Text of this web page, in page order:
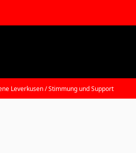
Leverkusen / Stimmung und Support